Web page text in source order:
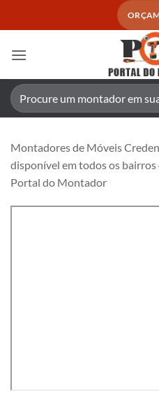
Pesquisar
por:
Montadores de Móveis
disponível em todos os bairros
Portal do Montador